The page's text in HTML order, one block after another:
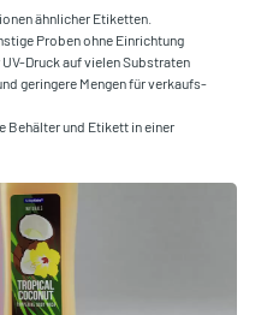
ähnlicher Etiketten.
Proben ohne Einrichtung
Druck auf vielen Substraten
geringere Mengen für verkaufs-
Behälter und Etikett in einer